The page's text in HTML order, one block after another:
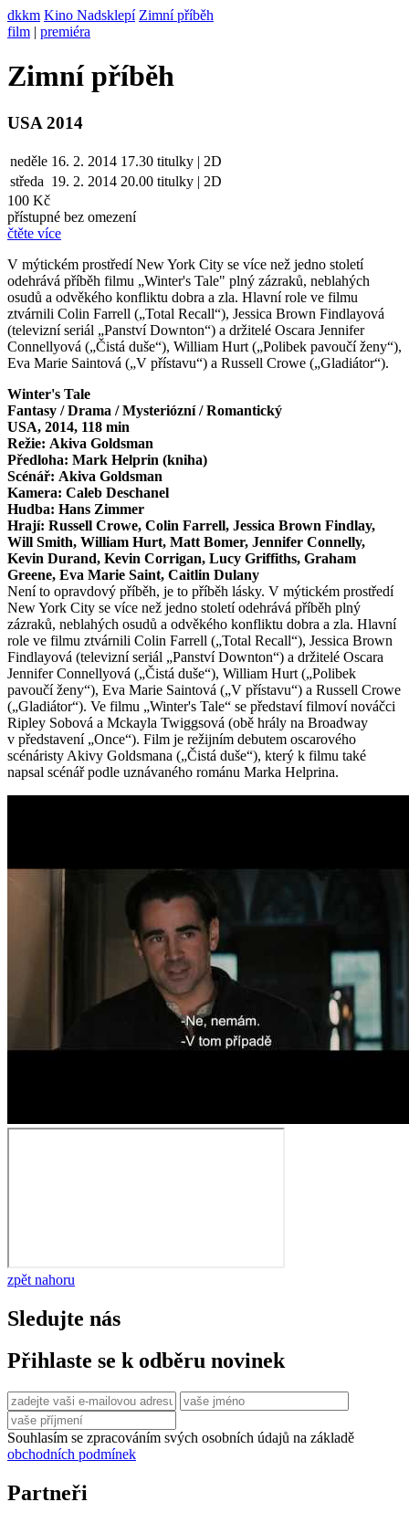
dkkm Kino Nadsklepí Zimní příběh
film | premiéra
Zimní příběh
USA 2014
neděle 16. 2. 2014 17.30 titulky | 2D
středa 19. 2. 2014 20.00 titulky | 2D
100 Kč
přístupné bez omezení
čtěte více
V mýtickém prostředí New York City se více než jedno století
odehrává příběh filmu „Winter's Tale" plný zázraků, neblahých
osudů a odvěkého konfliktu dobra a zla. Hlavní role ve filmu
ztvárnili Colin Farrell („Total Recall“), Jessica Brown Findlayová
(televizní seriál „Panství Downton“) a držitelé Oscara Jennifer
Connellyová („Čistá duše“), William Hurt („Polibek pavoučí ženy“),
Eva Marie Saintová („V přístavu“) a Russell Crowe („Gladiátor“).
Winter's Tale
Fantasy / Drama / Mysteriózní / Romantický
USA, 2014, 118 min
Režie: Akiva Goldsman
Předloha: Mark Helprin (kniha)
Scénář: Akiva Goldsman
Kamera: Caleb Deschanel
Hudba: Hans Zimmer
Hrají: Russell Crowe, Colin Farrell, Jessica Brown Findlay,
Will Smith, William Hurt, Matt Bomer, Jennifer Connelly,
Kevin Durand, Kevin Corrigan, Lucy Griffiths, Graham
Greene, Eva Marie Saint, Caitlin Dulany
Není to opravdový příběh, je to příběh lásky. V mýtickém prostředí
New York City se více než jedno století odehrává příběh plný
zázraků, neblahých osudů a odvěkého konfliktu dobra a zla. Hlavní
role ve filmu ztvárnili Colin Farrell („Total Recall“), Jessica Brown
Findlayová (televizní seriál „Panství Downton“) a držitelé Oscara
Jennifer Connellyová („Čistá duše“), William Hurt („Polibek
pavoučí ženy“), Eva Marie Saintová („V přístavu“) a Russell Crowe
(„Gladiátor“). Ve filmu „Winter's Tale“ se představí filmoví nováčci
Ripley Sobová a Mckayla Twiggsová (obě hrály na Broadway
v představení „Once“). Film je režijním debutem oscarového
scénáristy Akivy Goldsmana („Čistá duše“), který k filmu také
napsal scénář podle uznávaného románu Marka Helprina.
zpět nahoru
Sledujte nás
Přihlaste se k odběru novinek
Souhlasím se zpracováním svých osobních údajů na základě
obchodních podmínek
Partneři